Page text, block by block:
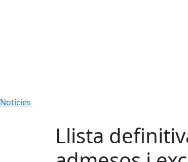
Notícies
Llista